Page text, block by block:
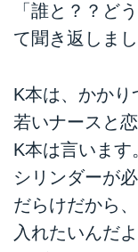
「誰と？？ど
て聞き返しまし
K本は、かかり
若いナースと
K本は言いま
シリンダーが
だらけだから
入れたいんだ